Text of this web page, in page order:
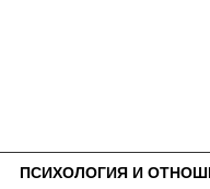
ПСИХОЛОГИЯ И